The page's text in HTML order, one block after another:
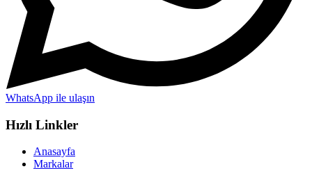
WhatsApp ile ulaşın
Hızlı Linkler
Anasayfa
Markalar